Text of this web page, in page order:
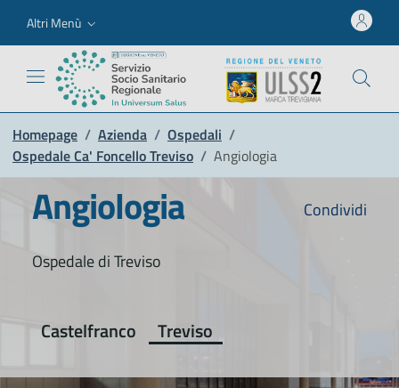
Altri Menù
Homepage / Azienda / Ospedali /
Ospedale Ca' Foncello Treviso / Angiologia
Condividi
Angiologia
Ospedale di Treviso
Castelfranco Treviso